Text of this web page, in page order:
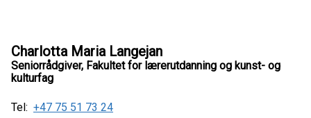
Charlotta Maria Langejan
Seniorrådgiver, Fakultet for lærerutdanning og kunst- og
kulturfag
Tel: +47 75 51 73 24